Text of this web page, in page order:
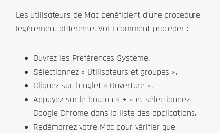
Les utilisateurs de Mac bénéficient d’une procédure
légèrement différente. Voici comment procéder :
Ouvrez les Préférences Système.
Sélectionnez « Utilisateurs et groupes ».
Cliquez sur l’onglet « Ouverture ».
Appuyez sur le bouton « + » et sélectionnez
Google Chrome dans la liste des applications.
Redémarrez votre Mac pour vérifier que